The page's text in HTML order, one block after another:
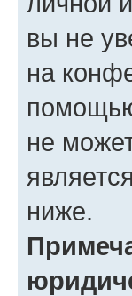
вы не
на
не
ниже.